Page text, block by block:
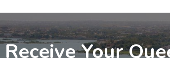
Receive Your